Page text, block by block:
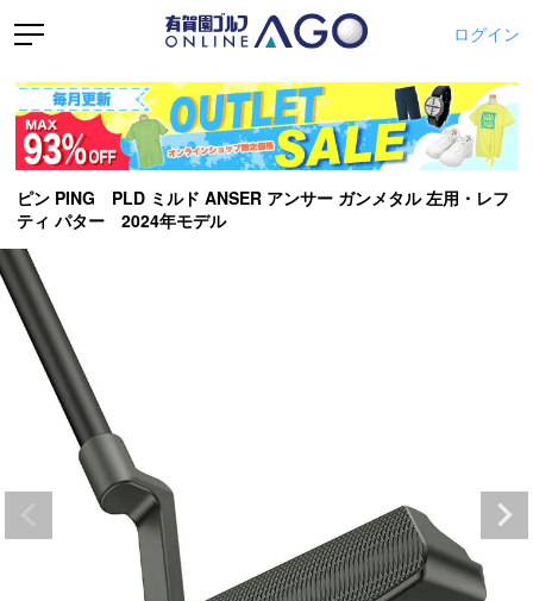
ログイン
ピン PING PLD ミルド ANSER アンサー ガンメタル 左用・レフ
ティ パター 2024年モデル